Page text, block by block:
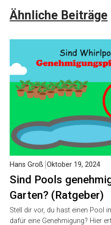
Ähnliche Beiträge
Sind Pools
Garten? (Ratgeber)
Hans Groß Oktober 19, 2024
Stell dir vor, du hast einen Pool
dafür eine Genehmigung? Hier